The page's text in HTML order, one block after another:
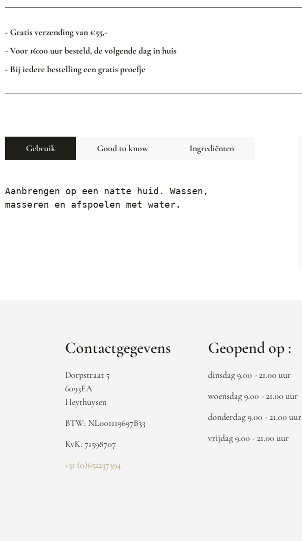
- Gratis verzending van €55,-
- Voor 16:00 uur besteld, de volgende dag in huis
- Bij iedere bestelling een gratis proefje
Gebruik Good to know Ingrediënten
Aanbrengen op een natte huid. Wassen,
masseren en afspoelen met water.
Contactgegevens
Dorpstraat 5
6093EA
Heythuysen
BTW: NL001119697B33
KvK: 71598707
+31 (0)652237394
Geopend op :
dinsdag 9.00 - 21.00 uur
woensdag 9.00 - 21.00 uur
donderdag 9.00 - 21.00 uur
vrijdag 9.00 - 21.00 uur